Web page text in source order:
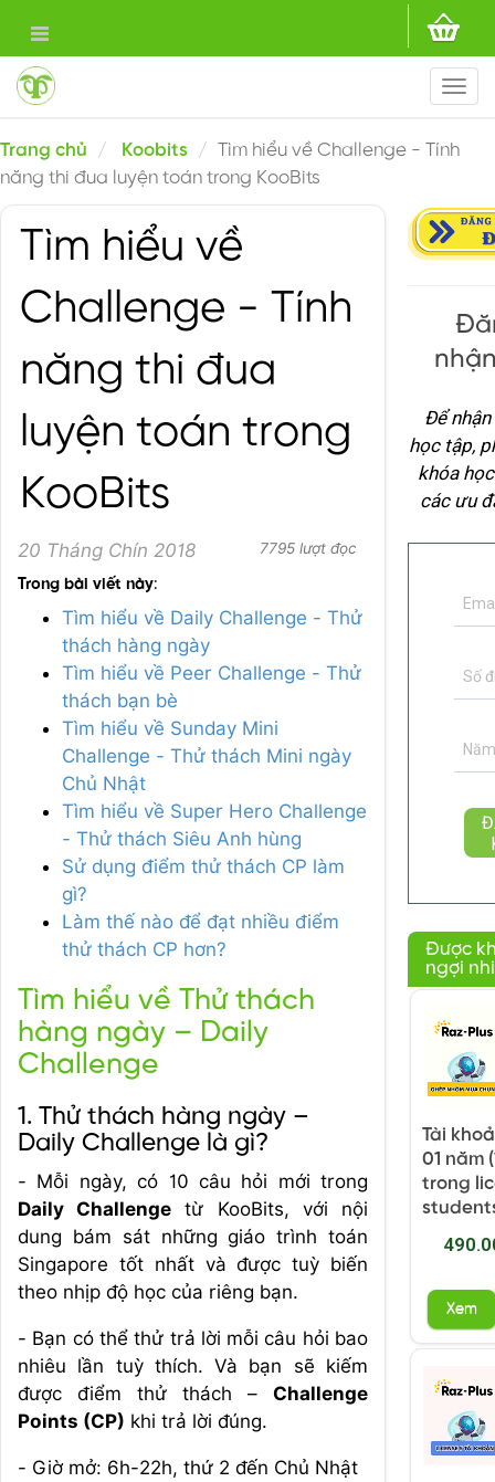
Trang chủ Koobits
Tìm hiểu về Challenge - Tính
năng thi đua luyện toán trong KooBits
Tìm hiểu về
Challenge - Tính
năng thi đua
luyện toán trong
KooBits
20 Tháng Chín 2018 7795 lượt đọc
Trong bài viết này:
Tìm hiểu về Daily Challenge - Thử
thách hàng ngày
Tìm hiểu về Peer Challenge - Thử
thách bạn bè
Tìm hiểu về Sunday Mini
Challenge - Thử thách Mini ngày
Chủ Nhật
Tìm hiểu về Super Hero Challenge
- Thử thách Siêu Anh hùng
Sử dụng điểm thử thách CP làm
gì?
Làm thế nào để đạt nhiều điểm
thử thách CP hơn?
Tìm hiểu về Thử thách
hàng ngày – Daily
Challenge
1. Thử thách hàng ngày –
Daily Challenge là gì?
- Mỗi ngày, có 10 câu hỏi mới trong
Daily Challenge từ KooBits, với nội
dung bám sát những giáo trình toán
Singapore tốt nhất và được tuỳ biến
theo nhịp độ học của riêng bạn.
- Bạn có thể thử trả lời mỗi câu hỏi bao
nhiêu lần tuỳ thích. Và bạn sẽ kiếm
được điểm thử thách – Challenge
Points (CP) khi trả lời đúng.
- Giờ mở: 6h-22h, thứ 2 đến Chủ Nhật
Để
học tập,
khóa
các ưu
Được
ngợi
Tài
01 năm
trong
Xem